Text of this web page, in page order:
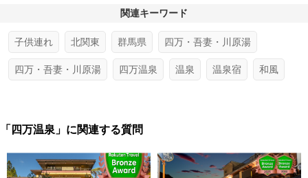
関連キーワード
子供連れ 北関東 群馬県 四万・吾妻・川原湯
四万・吾妻・川原湯 四万温泉 温泉 温泉宿 和風
「四万温泉」に関連する質問